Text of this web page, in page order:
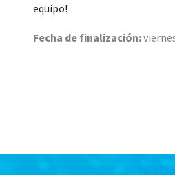
equipo!
Fecha de finalización: